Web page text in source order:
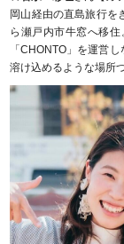
岡山経由の直島旅行を
ら瀬戸内市牛窓へ移
「CHONTO」を運営
溶け込めるような場所